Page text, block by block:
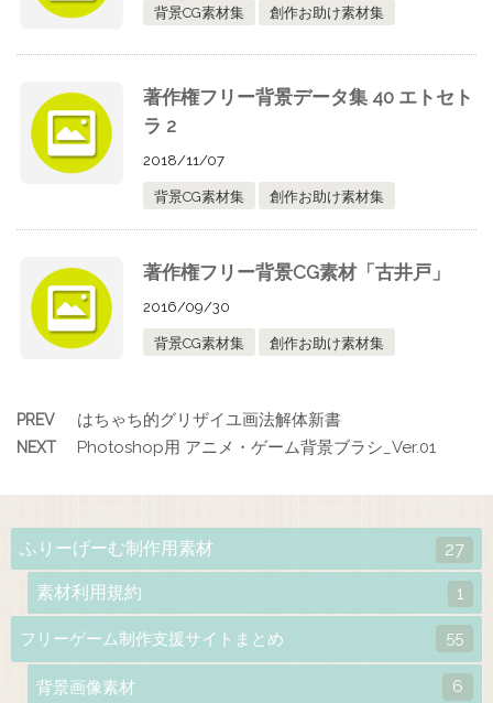
背景CG素材集 創作お助け素材集
著作権フリー背景データ集 40 エトセト
ラ 2
2018/11/07
背景CG素材集 創作お助け素材集
著作権フリー背景CG素材「古井戸」
2016/09/30
背景CG素材集 創作お助け素材集
PREV はちゃち的グリザイユ画法解体新書
NEXT Photoshop用 アニメ・ゲーム背景ブラシ_Ver.01
ふりーげーむ制作用素材 27
素材利用規約 1
フリーゲーム制作支援サイトまとめ 55
背景画像素材 6